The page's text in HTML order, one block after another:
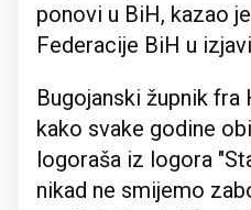
ponovi u BiH, kazao
Federacije BiH u
Bugojanski župnik fra
kako svake godine
logoraša iz logora
nikad ne smijemo